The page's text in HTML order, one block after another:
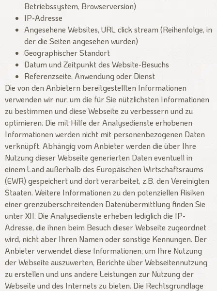
Betriebssystem, Browserversion)
IP-Adresse
Angesehene Websites, URL click stream (Reihenfolge, in
der die Seiten angesehen wurden)
Geographischer Standort
Datum und Zeitpunkt des Website-Besuchs
Referenzseite, Anwendung oder Dienst
Die von den Anbietern bereitgestellten Informationen
verwenden wir nur, um die für Sie nützlichsten Informationen
zu bestimmen und diese Webseite zu verbessern und zu
optimieren. Die mit Hilfe der Analysedienste erhobenen
Informationen werden nicht mit personenbezogenen Daten
verknüpft. Abhängig vom Anbieter werden die über Ihre
Nutzung dieser Webseite generierten Daten eventuell in
einem Land außerhalb des Europäischen Wirtschaftsraums
(EWR) gespeichert und dort verarbeitet, z.B. den Vereinigten
Staaten. Weitere Informationen zu den potenziellen Risiken
einer grenzüberschreitenden Datenübermittlung finden Sie
unter XII. Die Analysedienste erheben lediglich die IP-
Adresse, die ihnen beim Besuch dieser Webseite zugeordnet
wird, nicht aber Ihren Namen oder sonstige Kennungen. Der
Anbieter verwendet diese Informationen, um Ihre Nutzung
der Webseite auszuwerten, Berichte über Webseitennutzung
zu erstellen und uns andere Leistungen zur Nutzung der
Webseite und des Internets zu bieten. Die Rechtsgrundlage